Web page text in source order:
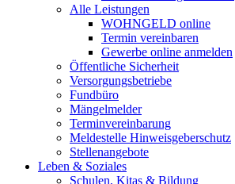
Alle Leistungen
WOHNGELD online
Termin vereinbaren
Gewerbe online anmelden
Öffentliche Sicherheit
Versorgungsbetriebe
Fundbüro
Mängelmelder
Terminvereinbarung
Meldestelle Hinweisgeberschutz
Stellenangebote
Leben & Soziales
Schulen, Kitas & Bildung